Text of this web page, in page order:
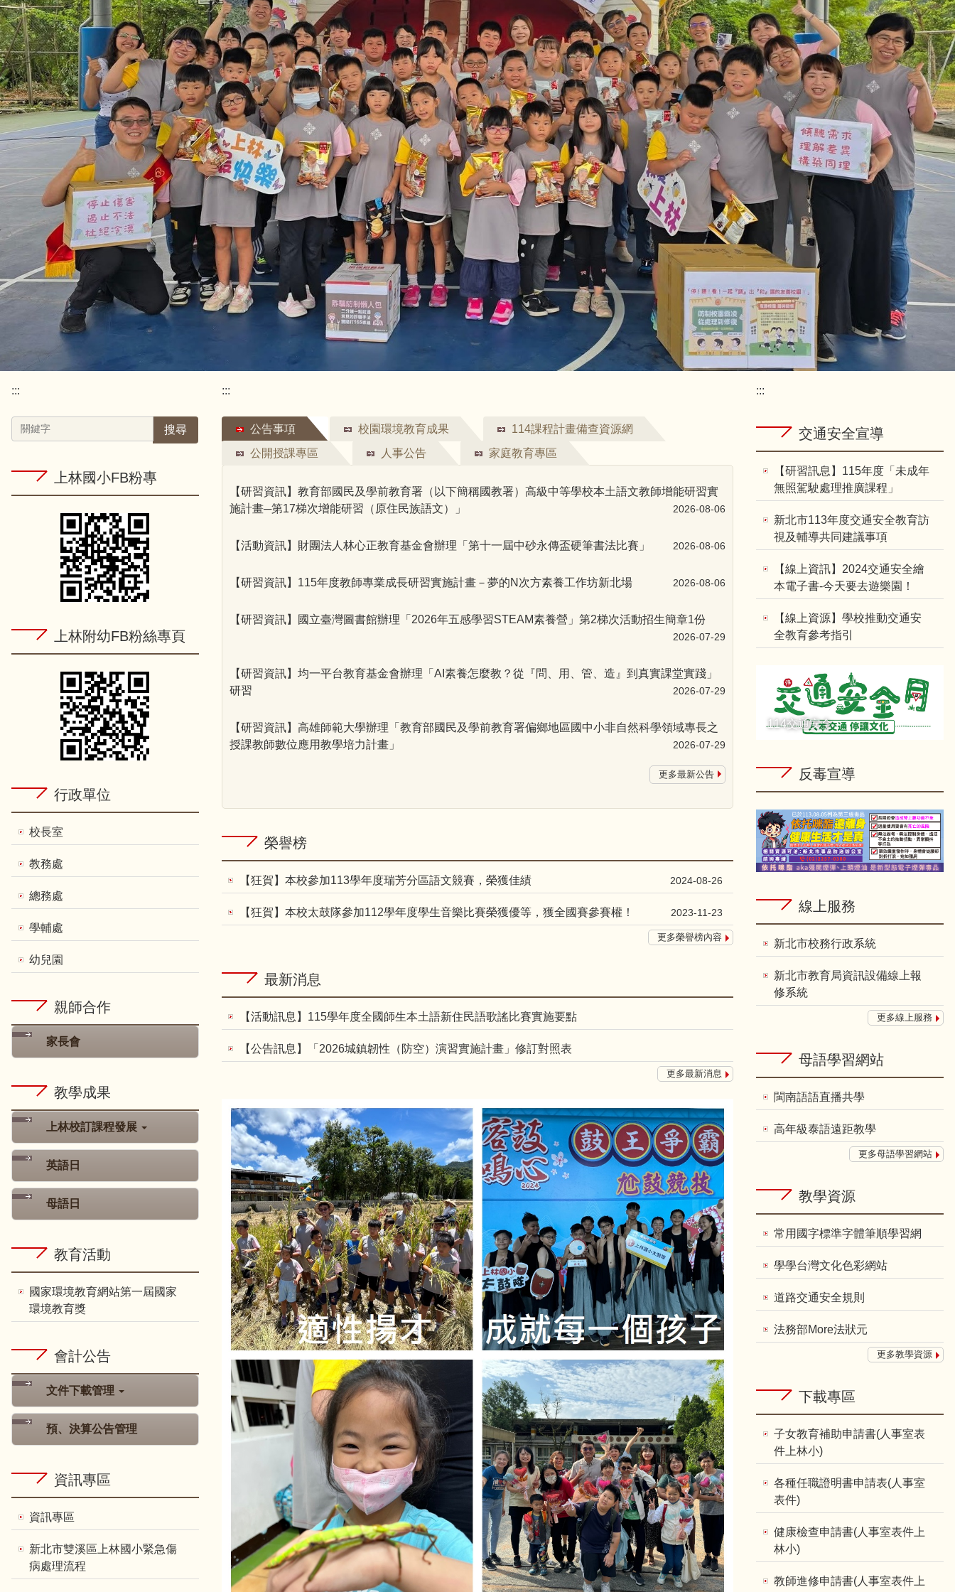
:::
搜尋
上林國小FB粉專
上林附幼FB粉絲專頁
行政單位
校長室
教務處
總務處
學輔處
幼兒園
親師合作
家長會
教學成果
上林校訂課程發展
英語日
母語日
教育活動
國家環境教育網站第一屆國家
環境教育獎
會計公告
文件下載管理
預、決算公告管理
資訊專區
資訊專區
新北市雙溪區上林國小緊急傷
病處理流程
:::
公告事項 校園環境教育成果
114課程計畫備查資源網
公開授課專區
人事公告 家庭教育專區
【研習資訊】教育部國民及學前教育署（以下簡稱國教署）高級中等學校本土語文教師增能研習實
施計畫─第17梯次增能研習（原住民族語文）」
2026-08-06
【活動資訊】財團法人林心正教育基金會辦理「第十一屆中砂永傳盃硬筆書法比賽」 2026-08-06
【研習資訊】115年度教師專業成長研習實施計畫－夢的N次方素養工作坊新北場 2026-08-06
【研習資訊】國立臺灣圖書館辦理「2026年五感學習STEAM素養營」第2梯次活動招生簡章1份
2026-07-29
【研習資訊】均一平台教育基金會辦理「AI素養怎麼教？從『問、用、管、造』到真實課堂實踐」
研習
2026-07-29
【研習資訊】高雄師範大學辦理「教育部國民及學前教育署偏鄉地區國中小非自然科學領域專長之
授課教師數位應用教學培力計畫」
2026-07-29
更多最新公告
榮譽榜
【狂賀】本校參加113學年度瑞芳分區語文競賽，榮獲佳績 2024-08-26
【狂賀】本校太鼓隊參加112學年度學生音樂比賽榮獲優等，獲全國賽參賽權！ 2023-11-23
更多榮譽榜內容
最新消息
【活動訊息】115學年度全國師生本土語新住民語歌謠比賽實施要點
【公告訊息】「2026城鎮韌性（防空）演習實施計畫」修訂對照表
更多最新消息
:::
交通安全宣導
【研習訊息】115年度「未成年
無照駕駛處理推廣課程」
新北市113年度交通安全教育訪
視及輔導共同建議事項
【線上資訊】2024交通安全繪
本電子書-今天要去遊樂園！
【線上資源】學校推動交通安
全教育參考指引
114交通安全
反毒宣導
線上服務
新北市校務行政系統
新北市教育局資訊設備線上報
修系統
更多線上服務
母語學習網站
閩南語語直播共學
高年級泰語遠距教學
更多母語學習網站
教學資源
常用國字標準字體筆順學習網
學學台灣文化色彩網站
道路交通安全規則
法務部More法狀元
更多教學資源
下載專區
子女教育補助申請書(人事室表
件上林小)
各種任職證明書申請表(人事室
表件)
健康檢查申請書(人事室表件上
林小)
教師進修申請書(人事室表件上